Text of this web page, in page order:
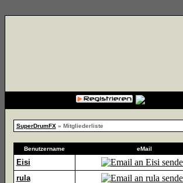
SuperDrumFX» Mitgliederliste
Benutzername eMail
Eisi
rula